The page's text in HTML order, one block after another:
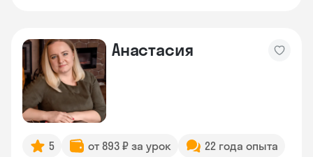
Анастасия
5 от 893 ₽ за урок
22 года опыта